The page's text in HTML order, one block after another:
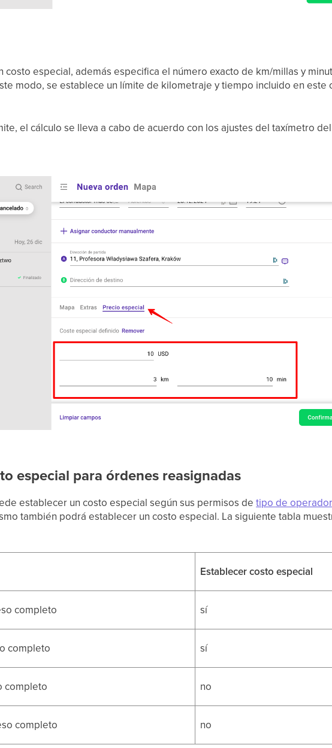
costo especial, además especifica el número exacto de km/millas y
modo, se establece un límite de kilometraje y tiempo incluido en este
el cálculo se lleva a cabo de acuerdo con los ajustes del taxímetro
especial para órdenes reasignadas
establecer un costo especial según sus permisos detipo de operador
también podrá establecer un costo especial. La siguiente tabla
Establecer costo especial
completo sí
completo sí
completo no
completo no